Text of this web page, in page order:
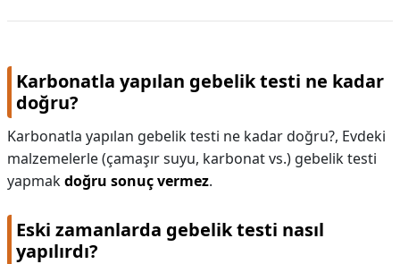
Karbonatla yapılan gebelik testi ne kadar
doğru?
Karbonatla yapılan gebelik testi ne kadar doğru?, Evdeki
malzemelerle (çamaşır suyu, karbonat vs.) gebelik testi
yapmakdoğru sonuç vermez.
Eski zamanlarda gebelik testi nasıl
yapılırdı?